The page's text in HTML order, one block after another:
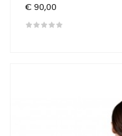
Prijs
€ 90,00